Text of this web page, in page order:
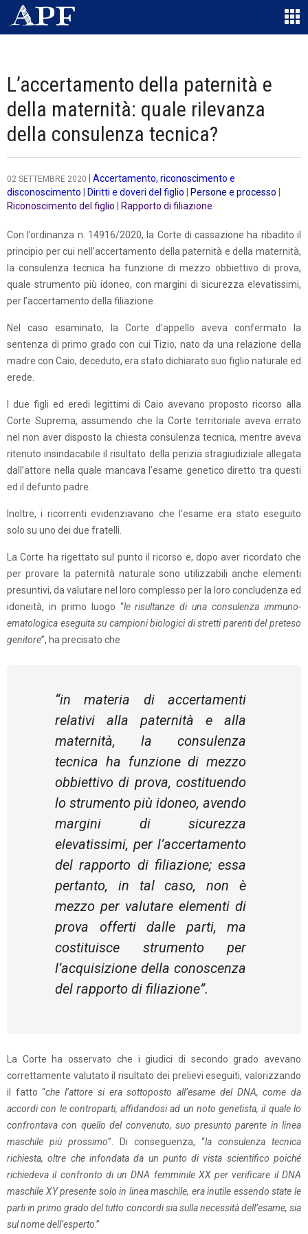
L’accertamento della paternità e
della maternità: quale rilevanza
della consulenza tecnica?
02 SETTEMBRE 2020
Accertamento, riconoscimento e
disconoscimento
Diritti e doveri del figlio Persone e processo
Riconoscimento del figlio
Rapporto di filiazione
Con l’ordinanza n. 14916/2020, la Corte di cassazione ha ribadito il
principio per cui nell’accertamento della paternità e della maternità,
la consulenza tecnica ha funzione di mezzo obbiettivo di prova,
quale strumento più idoneo, con margini di sicurezza elevatissimi,
per l’accertamento della filiazione.
Nel caso esaminato, la Corte d’appello aveva confermato la
sentenza di primo grado con cui Tizio, nato da una relazione della
madre con Caio, deceduto, era stato dichiarato suo figlio naturale ed
erede.
I due figli ed eredi legittimi di Caio avevano proposto ricorso alla
Corte Suprema, assumendo che la Corte territoriale aveva errato
nel non aver disposto la chiesta consulenza tecnica, mentre aveva
ritenuto insindacabile il risultato della perizia stragiudiziale allegata
dall’attore nella quale mancava l’esame genetico diretto tra questi
ed il defunto padre.
Inoltre, i ricorrenti evidenziavano che l’esame era stato eseguito
solo su uno dei due fratelli.
La Corte ha rigettato sul punto il ricorso e, dopo aver ricordato che
per provare la paternità naturale sono utilizzabili anche elementi
presuntivi, da valutare nel loro complesso per la loro concludenza ed
idoneità, in primo luogo “le risultanze di una consulenza immuno-
ematologica eseguita su campioni biologici di stretti parenti del preteso
genitore”, ha precisato che
“in materia di accertamenti
relativi alla paternità e alla
maternità, la consulenza
tecnica ha funzione di mezzo
obbiettivo di prova, costituendo
lo strumento più idoneo, avendo
margini di sicurezza
elevatissimi, per l’accertamento
del rapporto di filiazione; essa
pertanto, in tal caso, non è
mezzo per valutare elementi di
prova offerti dalle parti, ma
costituisce strumento per
l’acquisizione della conoscenza
del rapporto di filiazione”.
La Corte ha osservato che i giudici di secondo grado avevano
correttamente valutato il risultato dei prelievi eseguiti, valorizzando
il fatto “che l’attore si era sottoposto all’esame del DNA, come da
accordi con le controparti, affidandosi ad un noto genetista, il quale lo
confrontava con quello del convenuto, suo presunto parente in linea
maschile più prossimo”. Di conseguenza, “la consulenza tecnica
richiesta, oltre che infondata da un punto di vista scientifico poiché
richiedeva il confronto di un DNA femminile XX per verificare il DNA
maschile XY presente solo in linea maschile, era inutile essendo state le
parti in primo grado del tutto concordi sia sulla necessità dell’esame, sia
sul nome dell’esperto.”